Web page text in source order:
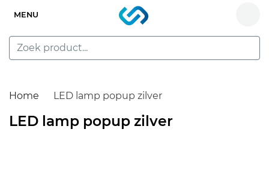
MENU
Home LED lamp popup zilver
LED lamp popup zilver